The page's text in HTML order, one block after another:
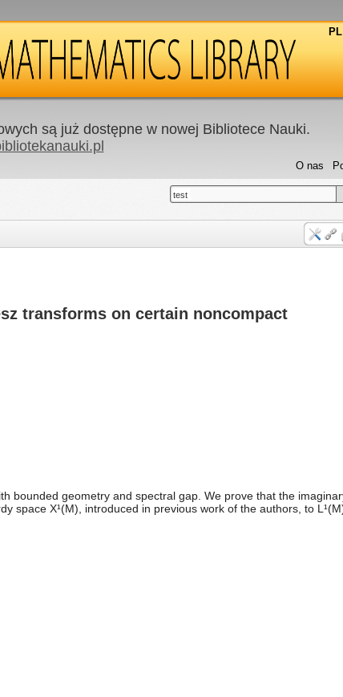
PL
są już dostępne w nowej Bibliotece Nauki.
O nas
test
transforms on certain noncompact
bounded geometry and spectral gap. We prove that the
space X¹(M), introduced in previous work of the authors, to